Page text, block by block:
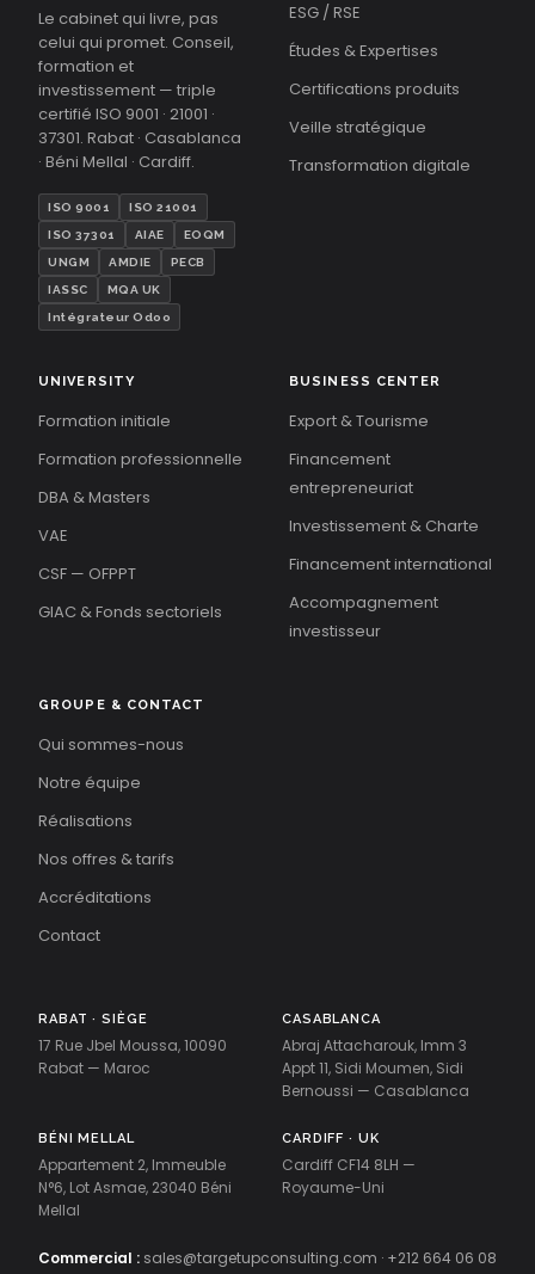
Le cabinet qui livre, pas
celui qui promet. Conseil,
formation et
investissement — triple
certifié ISO 9001 · 21001 ·
37301. Rabat · Casablanca
· Béni Mellal · Cardiff.
ISO 9001 ISO 21001
ISO 37301 AIAE EOQM
UNGM AMDIE PECB
IASSC MQA UK
Intégrateur Odoo
ESG / RSE
Études & Expertises
Certifications produits
Veille stratégique
Transformation digitale
UNIVERSITY
Formation initiale
Formation professionnelle
DBA & Masters
VAE
CSF — OFPPT
GIAC & Fonds sectoriels
BUSINESS CENTER
Export & Tourisme
Financement
entrepreneuriat
Investissement & Charte
Financement international
Accompagnement
investisseur
GROUPE & CONTACT
Qui sommes-nous
Notre équipe
Réalisations
Nos offres & tarifs
Accréditations
Contact
RABAT · SIÈGE
17 Rue Jbel Moussa, 10090
Rabat — Maroc
CASABLANCA
Abraj Attacharouk, Imm 3
Appt 11, Sidi Moumen, Sidi
Bernoussi — Casablanca
BÉNI MELLAL
Appartement 2, Immeuble
N°6, Lot Asmae, 23040 Béni
Mellal
CARDIFF · UK
Cardiff CF14 8LH —
Royaume-Uni
Commercial : sales@targetupconsulting.com · +212 664 06 08